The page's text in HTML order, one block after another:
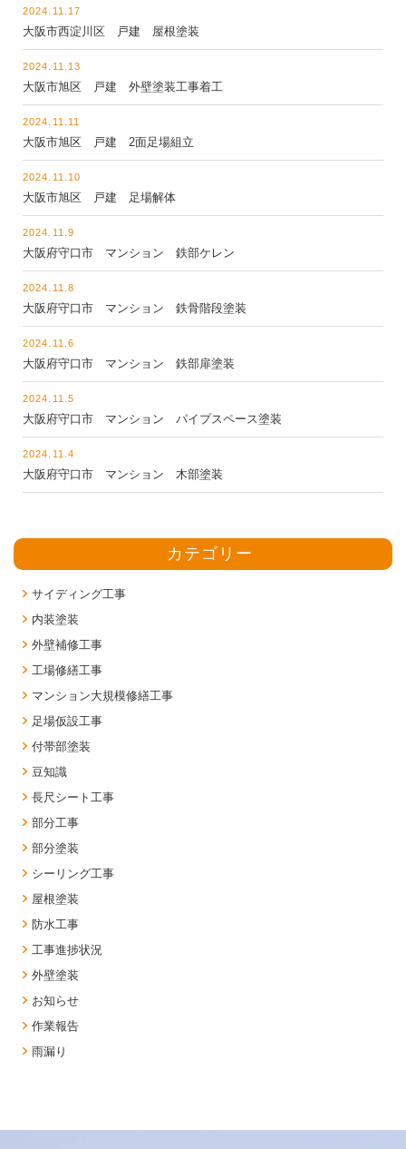
2024.11.17
大阪市西淀川区 戸建 屋根塗装
2024.11.13
大阪市旭区 戸建 外壁塗装工事着工
2024.11.11
大阪市旭区 戸建 2面足場組立
2024.11.10
大阪市旭区 戸建 足場解体
2024.11.9
大阪府守口市 マンション 鉄部ケレン
2024.11.8
大阪府守口市 マンション 鉄骨階段塗装
2024.11.6
大阪府守口市 マンション 鉄部扉塗装
2024.11.5
大阪府守口市 マンション パイプスペース塗装
2024.11.4
大阪府守口市 マンション 木部塗装
カテゴリー
サイディング工事
内装塗装
外壁補修工事
工場修繕工事
マンション大規模修繕工事
足場仮設工事
付帯部塗装
豆知識
長尺シート工事
部分工事
部分塗装
シーリング工事
屋根塗装
防水工事
工事進捗状況
外壁塗装
お知らせ
作業報告
雨漏り